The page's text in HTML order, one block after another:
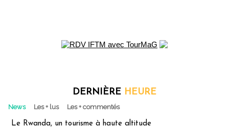
DERNIÈRE HEURE
News Les + lus Les + commentés
Le Rwanda, un tourisme à haute altitude